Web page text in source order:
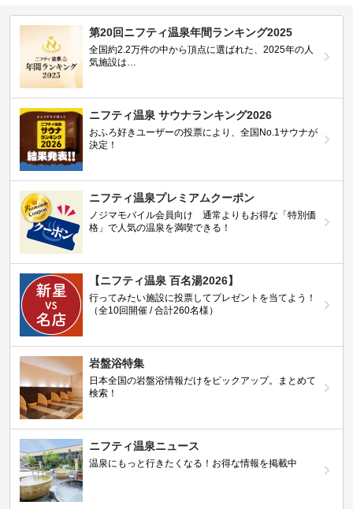
第20回ニフティ温泉年間ランキング2025
全国約2.2万件の中から頂点に選ばれた、2025年の人
気施設は…
ニフティ温泉 サウナランキング2026
おふろ好きユーザーの投票により、全国No.1サウナが
決定！
ニフティ温泉プレミアムクーポン
ノジマモバイル会員向け 通常よりもお得な「特別価
格」で人気の温泉を満喫できる！
【ニフティ温泉 百名湯2026】
行ってみたい施設に投票してプレゼントを当てよう！
（全10回開催 / 合計260名様）
岩盤浴特集
日本全国の岩盤浴情報だけをピックアップ。まとめて
検索！
ニフティ温泉ニュース
温泉にもっと行きたくなる！お得な情報を掲載中